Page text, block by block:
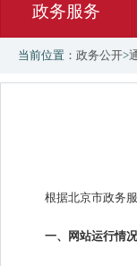
政务服务
当前位置： 政务公开>
根据北京市政务
一、网站运行情况